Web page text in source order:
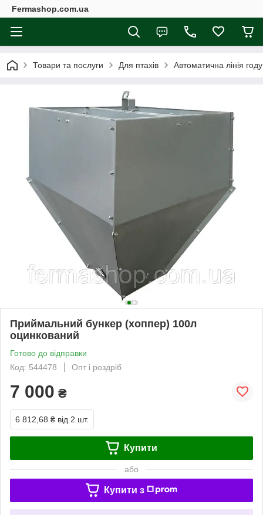
Fermashop.com.ua
Товари та послуги Для птахів Автоматична лінія
Приймальний бункер (хоппер) 100л
оцинкований
Готово до відправки
Код: 544478
Опт і роздріб
7 000 ₴
6 812,68 ₴ від 2 шт.
Купити
або
Купити з